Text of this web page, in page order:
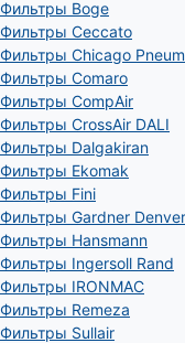
Фильтры Boge
Фильтры Ceccato
Фильтры Chicago
Фильтры Comaro
Фильтры CompAir
Фильтры CrossAir DALI
Фильтры Dalgakiran
Фильтры Ekomak
Фильтры Fini
Фильтры Gardner Denver
Фильтры Hansmann
Фильтры Ingersoll Rand
Фильтры IRONMAC
Фильтры Remeza
Фильтры Sullair